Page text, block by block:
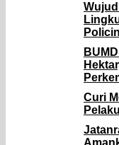
Curi